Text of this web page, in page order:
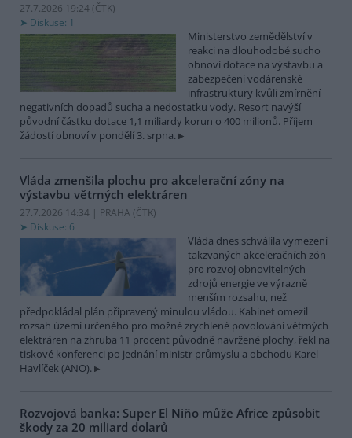
27.7.2026 19:24 (ČTK)
Diskuse: 1
Ministerstvo zemědělství v
reakci na dlouhodobé sucho
obnoví dotace na výstavbu a
zabezpečení vodárenské
infrastruktury kvůli zmírnění
negativních dopadů sucha a nedostatku vody. Resort navýší
původní částku dotace 1,1 miliardy korun o 400 milionů. Příjem
žádostí obnoví v pondělí 3. srpna.
Vláda zmenšila plochu pro akcelerační zóny na
výstavbu větrných elektráren
27.7.2026 14:34 | PRAHA (ČTK)
Diskuse: 6
Vláda dnes schválila vymezení
takzvaných akceleračních zón
pro rozvoj obnovitelných
zdrojů energie ve výrazně
menším rozsahu, než
předpokládal plán připravený minulou vládou. Kabinet omezil
rozsah území určeného pro možné zrychlené povolování větrných
elektráren na zhruba 11 procent původně navržené plochy, řekl na
tiskové konferenci po jednání ministr průmyslu a obchodu Karel
Havlíček (ANO).
Rozvojová banka: Super El Niňo může Africe způsobit
škody za 20 miliard dolarů